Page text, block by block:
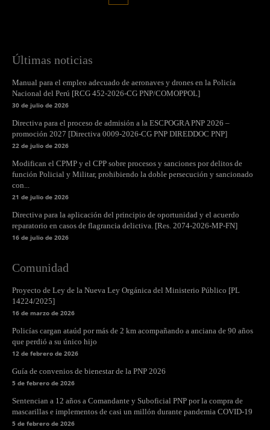
Últimas noticias
Manual para el empleo adecuado de aeronaves y drones en la Policía
Nacional del Perú [RCG 452-2026-CG PNP/COMOPPOL]
30 de julio de 2026
Directiva para el proceso de admisión a la ESCPOGRA PNP 2026 –
promoción 2027 [Directiva 0009-2026-CG PNP DIREDDOC PNP]
22 de julio de 2026
Modifican el CPMP y el CPP sobre procesos y sanciones por delitos de
función Policial y Militar, prohibiendo la doble persecución y sancionado
con...
21 de julio de 2026
Directiva para la aplicación del principio de oportunidad y el acuerdo
reparatorio en casos de flagrancia delictiva. [Res. 2074-2026-MP-FN]
16 de julio de 2026
Comunidad
Proyecto de Ley de la Nueva Ley Orgánica del Ministerio Público [PL
14224/2025]
16 de marzo de 2026
Policías cargan ataúd por más de 2 km acompañando a anciana de 90 años
que perdió a su único hijo
12 de febrero de 2026
Guía de convenios de bienestar de la PNP 2026
5 de febrero de 2026
Sentencian a 12 años a Comandante y Suboficial PNP por la compra de
mascarillas e implementos de casi un millón durante pandemia COVID-19
5 de febrero de 2026